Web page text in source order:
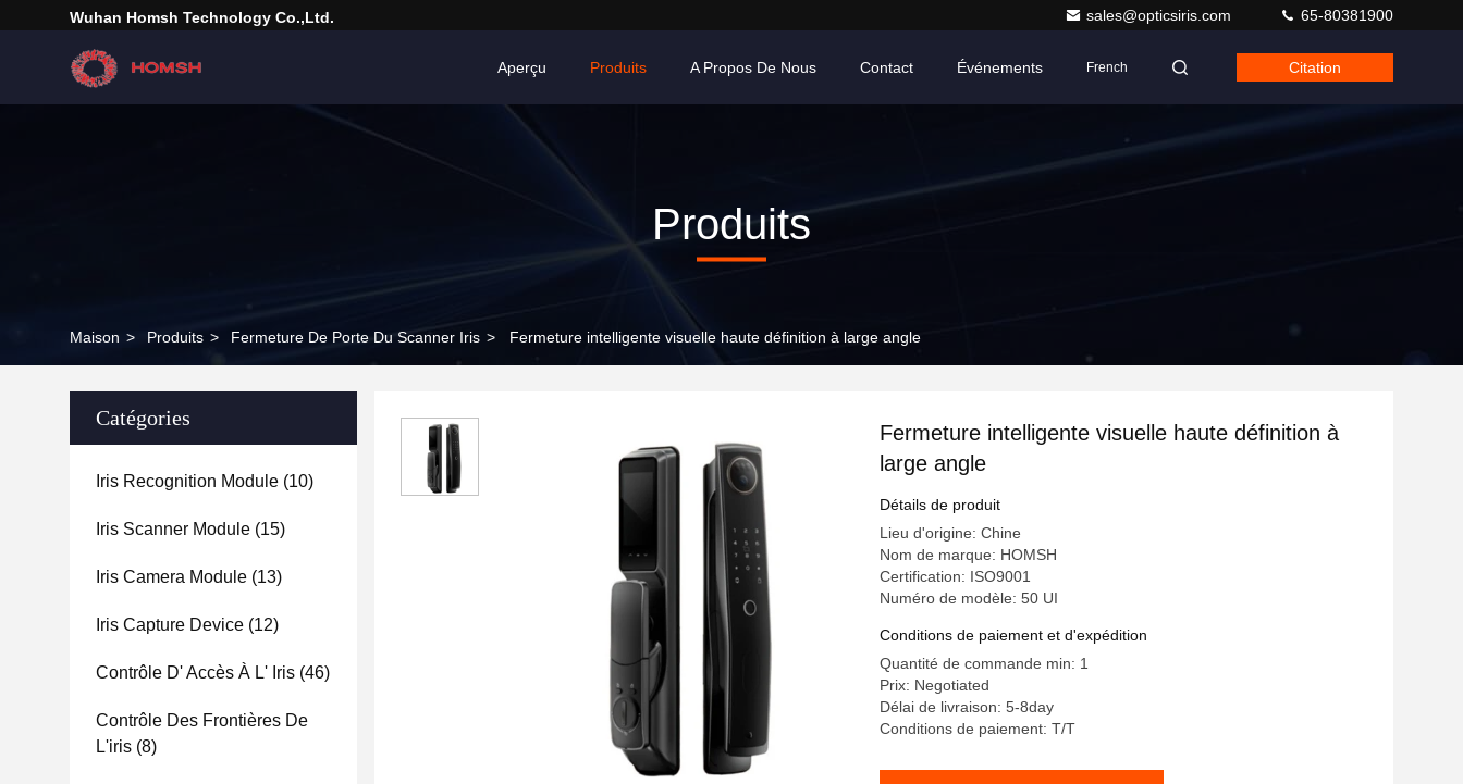
Wuhan Homsh Technology Co.,Ltd. sales@opticsiris.com 65-80381900
Aperçu Produits A Propos De Nous Contact Événements French Citation
Produits
Maison > Produits > Fermeture De Porte Du Scanner Iris > Fermeture intelligente visuelle haute définition à large angle
Catégories
Iris Recognition Module (10)
Iris Scanner Module (15)
Iris Camera Module (13)
Iris Capture Device (12)
Contrôle D' Accès À L' Iris (46)
Contrôle Des Frontières De
L'iris (8)
Fermeture intelligente visuelle haute définition à
large angle
Détails de produit
Lieu d'origine: Chine
Nom de marque: HOMSH
Certification: ISO9001
Numéro de modèle: 50 UI
Conditions de paiement et d'expédition
Quantité de commande min: 1
Prix: Negotiated
Délai de livraison: 5-8day
Conditions de paiement: T/T